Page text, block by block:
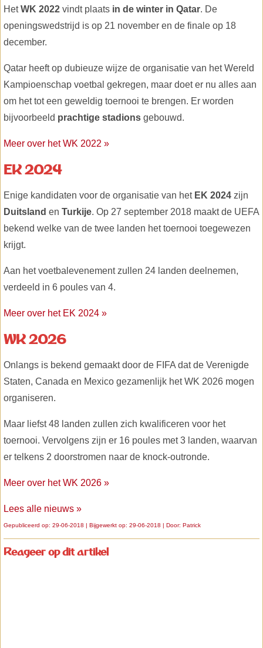
HetWK 2022 vindt plaats in de winter in Qatar. De
openingswedstrijd is op 21 november en de finale op 18
december.
Qatar heeft op dubieuze wijze de organisatie van het Wereld
Kampioenschap voetbal gekregen, maar doet er nu alles aan
om het tot een geweldig toernooi te brengen. Er worden
bijvoorbeeld prachtige stadions gebouwd.
Meer over het WK 2022 »
EK 2024
Enige kandidaten voor de organisatie van het EK 2024 zijn
Duitsland en Turkije. Op 27 september 2018 maakt de UEFA
bekend welke van de twee landen het toernooi toegewezen
krijgt.
Aan het voetbalevenement zullen 24 landen deelnemen,
verdeeld in 6 poules van 4.
Meer over het EK 2024 »
WK 2026
Onlangs is bekend gemaakt door de FIFA dat de Verenigde
Staten, Canada en Mexico gezamenlijk het WK 2026 mogen
organiseren.
Maar liefst 48 landen zullen zich kwalificeren voor het
toernooi. Vervolgens zijn er 16 poules met 3 landen, waarvan
er telkens 2 doorstromen naar de knock-outronde.
Meer over het WK 2026 »
Lees alle nieuws »
Gepubliceerd op: 29-06-2018 | Bijgewerkt op: 29-06-2018 | Door: Patrick
Reageer op dit artikel